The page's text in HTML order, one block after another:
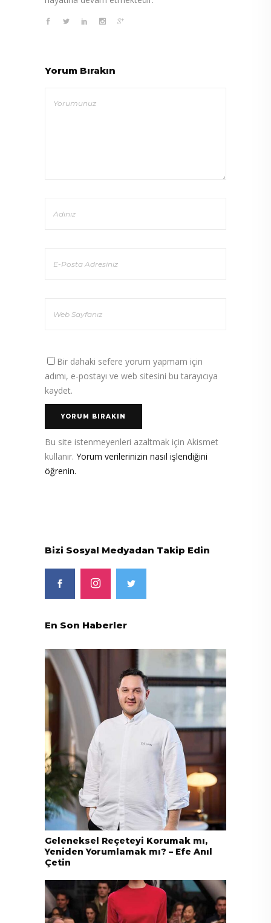
Yorum Bırakın
Bir dahaki sefere yorum yapmam için
adımı, e-postayı ve web sitesini bu tarayıcıya
kaydet.
Bu site istenmeyenleri azaltmak için Akismet
kullanır. Yorum verilerinizin nasıl işlendiğini
öğrenin.
Bizi Sosyal Medyadan Takip Edin
En Son Haberler
Geleneksel Reçeteyi Korumak mı,
Yeniden Yorumlamak mı? – Efe Anıl
Çetin